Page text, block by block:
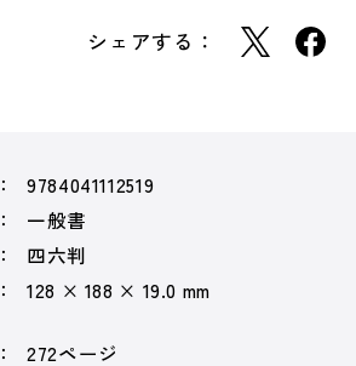
シェアする：
9784041112519
一般書
四六判
128 × 188 × 19.0 mm
272ページ